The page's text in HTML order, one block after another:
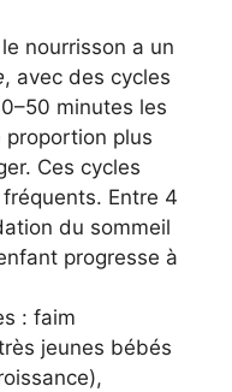
nourrisson a un
, avec des cycles
minutes les
proportion plus
Ces cycles
Entre 4
du sommeil
progresse à
: faim
jeunes bébés